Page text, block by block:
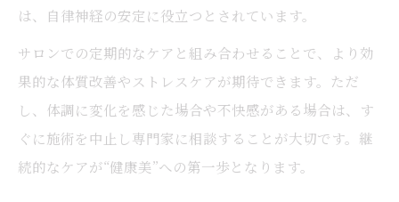
は、自律神経の安定に役立つとされています。
サロンでの定期的なケアと組み合わせることで、より効
果的な体質改善やストレスケアが期待できます。ただ
し、体調に変化を感じた場合や不快感がある場合は、す
ぐに施術を中止し専門家に相談することが大切です。継
続的なケアが“健康美”への第一歩となります。